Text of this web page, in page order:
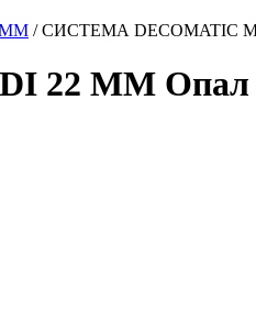
ММ / СИСТЕМА DECOMATIC
ММ Опал